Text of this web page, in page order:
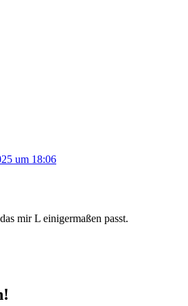
um 18:06
mir L einigermaßen passt.